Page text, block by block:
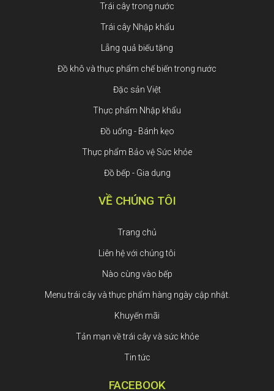
Trái cây trong nước
Trái cây Nhập khẩu
Lẵng quả biếu tặng
Đồ khô và thực phẩm chế biến trong nước
Đặc sản Việt
Thực phẩm Nhập khẩu
Đồ uống - Bánh kẹo
Thực phẩm Bảo vệ Sức khỏe
Đồ bếp - Gia dụng
VỀ CHÚNG TÔI
Trang chủ
Liên hệ với chúng tôi
Nào cùng vào bếp
Menu trái cây và thực phẩm hàng ngày cập nhật.
Khuyến mãi
Tản mạn về trái cây và sức khỏe
Tin tức
FACEBOOK